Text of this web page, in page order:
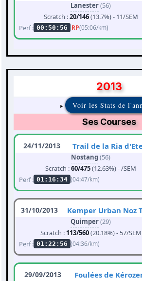
Lanester(56)
Scratch :20/146(13.7%) - 11/SEM
Perf : 00:50:56 RP(05:06/km)
2013
Voir les Stats de
Ses Courses
24/11/2013 Trail de la Ria
Nostang(56)
Scratch :60/475(12.63%) - /SEM
Perf : 01:16:34 (04:47/km)
31/10/2013 Kemper Urban Noz
Quimper(29)
Scratch : 113/560(20.18%) - 57/SEM
Perf : 01:22:56 (04:36/km)
29/09/2013 Foulées de